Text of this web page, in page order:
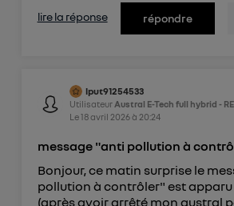
lire la réponse répondre
lput91254533
Utilisateur Austral E-Tech full hybrid -
Le18 avril 2026à 20:24
message "anti pollution à
Bonjour, ce matin surprise le
pollution à contrôler" est apparu
(après avoir arrêté mon austral